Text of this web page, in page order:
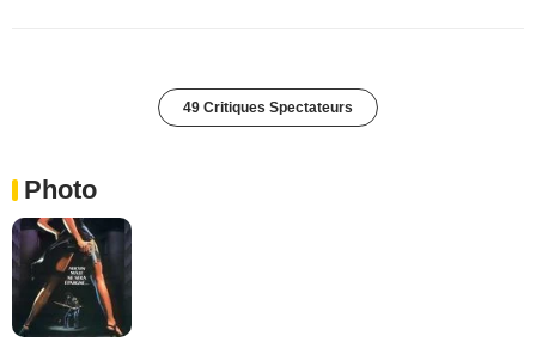
49 Critiques Spectateurs
Photo